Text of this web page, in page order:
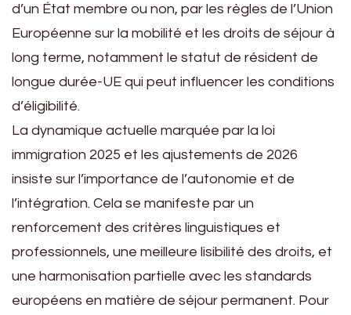
d’un État membre ou non, par les règles de l’Union
Européenne sur la mobilité et les droits de séjour à
long terme, notamment le statut de résident de
longue durée-UE qui peut influencer les conditions
d’éligibilité.
La dynamique actuelle marquée par la loi
immigration 2025 et les ajustements de 2026
insiste sur l’importance de l’autonomie et de
l’intégration. Cela se manifeste par un
renforcement des critères linguistiques et
professionnels, une meilleure lisibilité des droits, et
une harmonisation partielle avec les standards
européens en matière de séjour permanent. Pour